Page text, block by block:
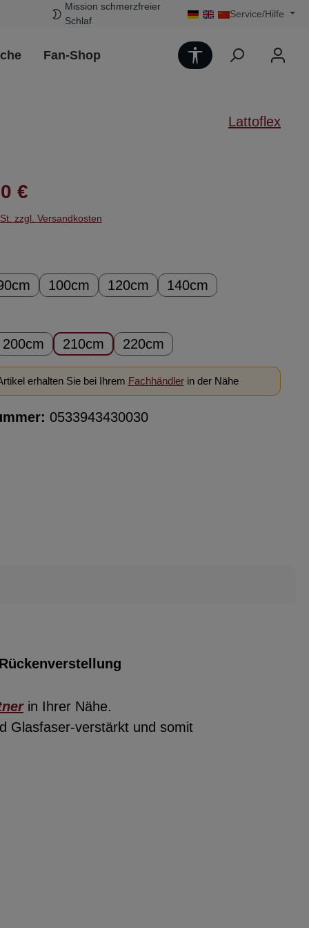
Mission schmerzfreier
Schlaf
Service/Hilfe
Fan-Shop Werkzeugleiste
Lattoflex
€
zzgl. Versandkosten
100cm 120cm 140cm
200cm 210cm 220cm
erhalten Sie bei Ihrem Fachhändlerin der Nähe
0533943430030
in Ihrer Nähe.
Glasfaser-verstärkt und somit